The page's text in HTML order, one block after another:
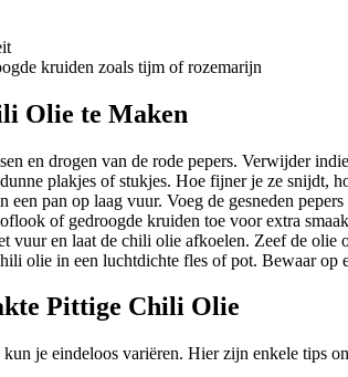
kruiden zoals tijm of rozemarijn
Olie te Maken
en drogen van de rode pepers. Verwijder
plakjes of stukjes. Hoe fijner je ze snijdt,
een pan op laag vuur. Voeg de gesneden
of gedroogde kruiden toe voor extra
vuur en laat de chili olie afkoelen. Zeef de olie
olie in een luchtdichte fles of pot. Bewaar op
Pittige Chili Olie
je eindeloos variëren. Hier zijn enkele tips